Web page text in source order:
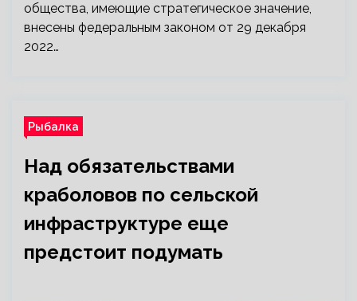
общества, имеющие стратегическое значение,
внесены федеральным законом от 29 декабря
2022…
Рыбалка
Над обязательствами
краболовов по сельской
инфраструктуре еще
предстоит подумать